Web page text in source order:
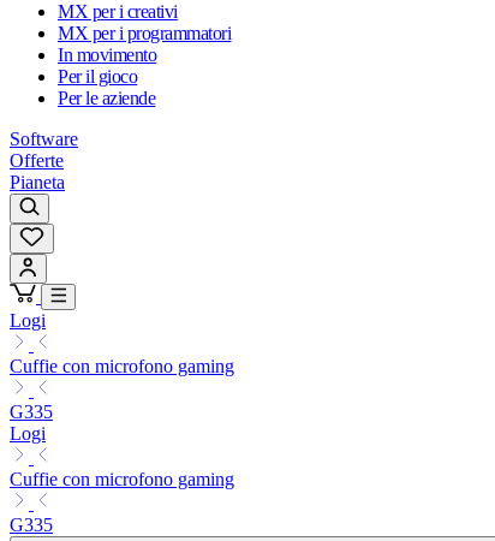
MX per i creativi
MX per i programmatori
In movimento
Per il gioco
Per le aziende
Software
Offerte
Pianeta
Logi
Cuffie con microfono gaming
G335
Logi
Cuffie con microfono gaming
G335